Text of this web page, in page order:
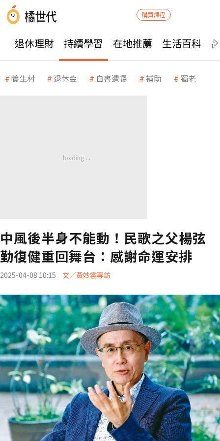
購買課程
退休理財 持續學習 在地推薦 生活百科
養生村 退休金 自書遺囑 補助 獨老
中風後半身不能動！民歌之父楊弦
勤復健重回舞台：感謝命運安排
2025-04-08 10:15 文／黃妙雲專訪